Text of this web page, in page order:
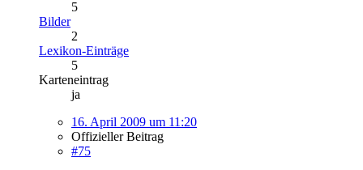
5
Bilder
2
Lexikon-Einträge
5
Karteneintrag
ja
16. April 2009 um 11:20
Offizieller Beitrag
#75